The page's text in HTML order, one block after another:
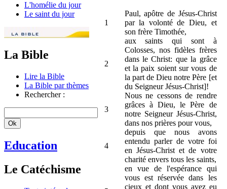
L'homélie du jour
Le saint du jour
La Bible
Lire la Bible
La Bible par thèmes
Rechercher :
Education
Le Catéchisme
1
Paul, apôtre de Jésus-Christ
par la volonté de Dieu, et
son frère Timothée,
2
aux saints qui sont à
Colosses, nos fidèles frères
dans le Christ: que la grâce
et la paix soient sur vous de
la part de Dieu notre Père [et
du Seigneur Jésus-Christ]!
3
Nous ne cessons de rendre
grâces à Dieu, le Père de
notre Seigneur Jésus-Christ,
dans nos prières pour vous,
4
depuis que nous avons
entendu parler de votre foi
en Jésus-Christ et de votre
charité envers tous les saints,
en vue de l'espérance qui
vous est réservée dans les
cieux et dont vous avez eu